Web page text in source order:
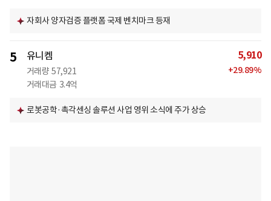
자회사 양자검증 플랫폼 국제 벤치마크 등재
5 유니켐
거래량 57,921
거래대금 3.4억
5,910
+29.89%
로봇공학·촉각센싱 솔루션 사업 영위 소식에 주가 상승